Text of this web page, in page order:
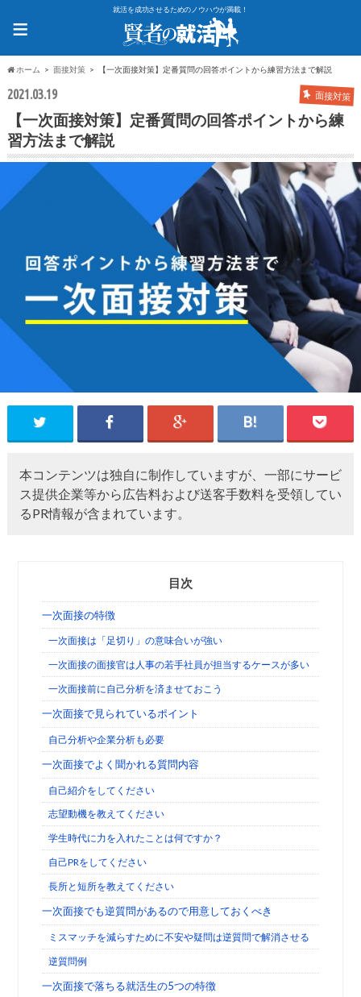
就活を成功させるためのノウハウが満載！
≡
ホーム 面接対策 【一次面接対策】定番質問の回答ポイントから練習方法まで解説
2021.03.19 面接対策
【一次面接対策】定番質問の回答ポイントから練
習方法まで解説
本コンテンツは独自に制作していますが、一部にサービ
ス提供企業等から広告料および送客手数料を受領してい
るPR情報が含まれています。
目次
一次面接の特徴
一次面接は「足切り」の意味合いが強い
一次面接の面接官は人事の若手社員が担当するケースが多い
一次面接前に自己分析を済ませておこう
一次面接で見られているポイント
自己分析や企業分析も必要
一次面接でよく聞かれる質問内容
自己紹介をしてください
志望動機を教えてください
学生時代に力を入れたことは何ですか？
自己PRをしてください
長所と短所を教えてください
一次面接でも逆質問があるので用意しておくべき
ミスマッチを減らすために不安や疑問は逆質問で解消させる
逆質問例
一次面接で落ちる就活生の5つの特徴